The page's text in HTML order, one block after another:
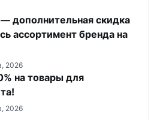
дополнительная скидка
ассортимент бренда на
2026
на товары для
2026